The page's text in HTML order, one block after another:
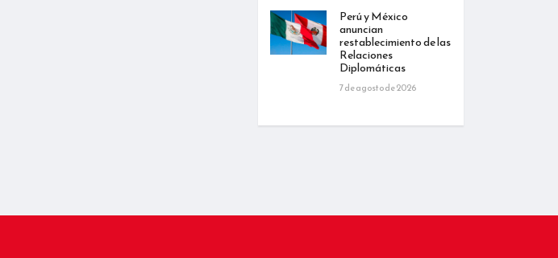
Perú y México
anuncian
restablecimiento de las
Relaciones
Diplomáticas
7 de agosto de 2026